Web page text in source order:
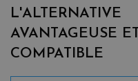
L'ALTERNATIVE
AVANTAGEUSE ET
COMPATIBLE